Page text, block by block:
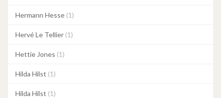
Hermann Hesse (1)
Hervé Le Tellier (1)
Hettie Jones (1)
Hilda Hilst (1)
Hilda Hilst (1)